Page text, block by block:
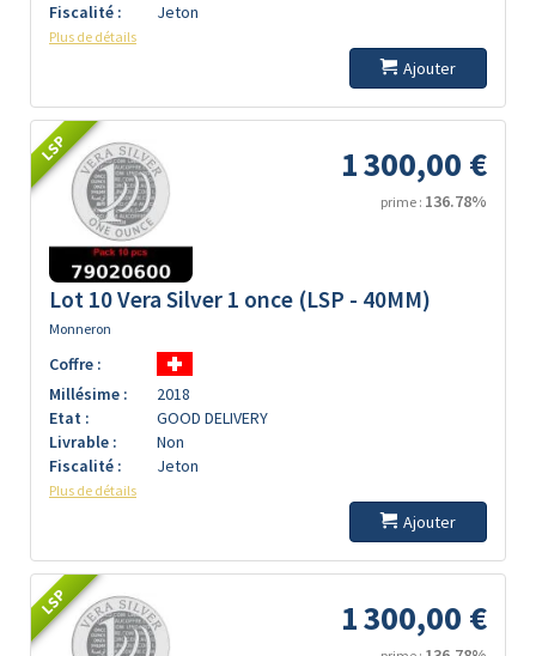
Fiscalité :
Jeton
Plus de détails
Ajouter
LSP 1 300,00 €
prime : 136.78%
Lot 10 Vera Silver 1 once (LSP - 40MM)
Monneron
Coffre :
Millésime :
2018
Etat :
GOOD DELIVERY
Livrable :
Non
Fiscalité :
Jeton
Plus de détails
Ajouter
LSP 1 300,00 €